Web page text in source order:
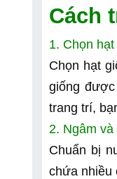
Cách
1. Chọn
Chọn hạt
giống
trang trí,
2. Ngâm và
Chuẩn bị
chứa nhiều